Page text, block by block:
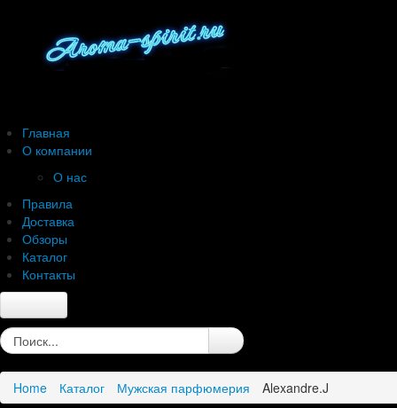
Главная
О компании
О нас
Правила
Доставка
Обзоры
Каталог
Контакты
Главная
О нас
Правила
Home Каталог Мужская парфюмерия Alexandre.J